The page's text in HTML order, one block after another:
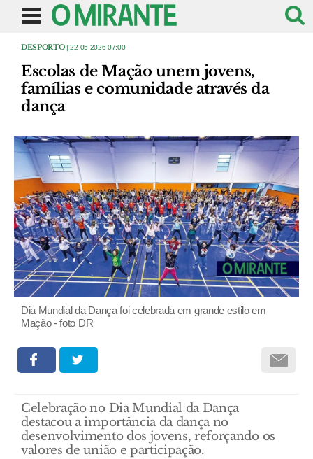
DESPORTO| 22-05-2026 07:00
Escolas de Mação unem jovens,
famílias e comunidade através da
dança
Dia Mundial da Dança foi celebrada em grande estilo em
Mação - foto DR
Celebração no Dia Mundial da Dança
destacou a importância da dança no
desenvolvimento dos jovens, reforçando os
valores de união e participação.